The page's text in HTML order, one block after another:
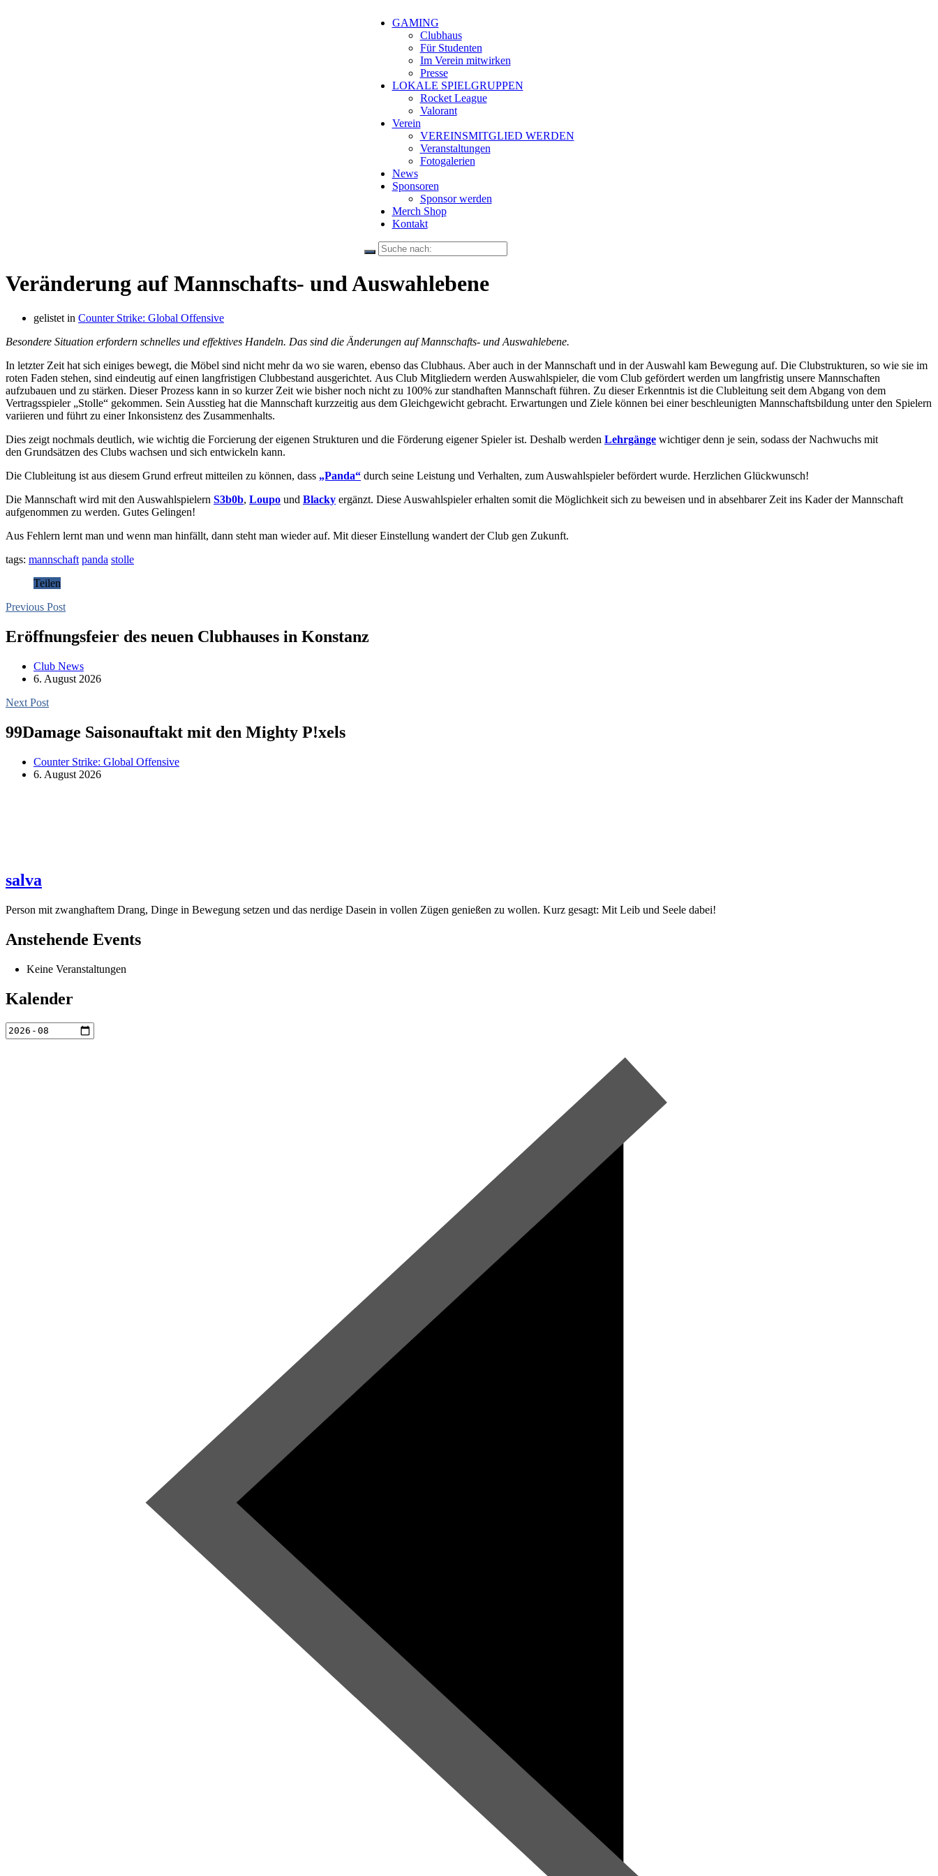
GAMING
Clubhaus
Für Studenten
Im Verein mitwirken
Presse
LOKALE SPIELGRUPPEN
Rocket League
Valorant
Verein
VEREINSMITGLIED WERDEN
Veranstaltungen
Fotogalerien
News
Sponsoren
Sponsor werden
Merch Shop
Kontakt
Veränderung auf Mannschafts- und Auswahlebene
gelistet in Counter Strike: Global Offensive
Besondere Situation erfordern schnelles und effektives Handeln. Das sind die Änderungen auf Mannschafts- und Auswahlebene.
In letzter Zeit hat sich einiges bewegt, die Möbel sind nicht mehr da wo sie waren, ebenso das Clubhaus. Aber auch in der Mannschaft und in der Auswahl kam Bewegung auf. Die Clubstrukturen, so wie sie im
roten Faden stehen, sind eindeutig auf einen langfristigen Clubbestand ausgerichtet. Aus Club Mitgliedern werden Auswahlspieler, die vom Club gefördert werden um langfristig unsere Mannschaften
aufzubauen und zu stärken. Dieser Prozess kann in so kurzer Zeit wie bisher noch nicht zu 100% zur standhaften Mannschaft führen. Zu dieser Erkenntnis ist die Clubleitung seit dem Abgang von dem
Vertragsspieler „Stolle“ gekommen. Sein Ausstieg hat die Mannschaft kurzzeitig aus dem Gleichgewicht gebracht. Erwartungen und Ziele können bei einer beschleunigten Mannschaftsbildung unter den Spielern
variieren und führt zu einer Inkonsistenz des Zusammenhalts.
Dies zeigt nochmals deutlich, wie wichtig die Forcierung der eigenen Strukturen und die Förderung eigener Spieler ist. Deshalb werden Lehrgänge wichtiger denn je sein, sodass der Nachwuchs mit
den Grundsätzen des Clubs wachsen und sich entwickeln kann.
Die Clubleitung ist aus diesem Grund erfreut mitteilen zu können, dass „Panda“ durch seine Leistung und Verhalten, zum Auswahlspieler befördert wurde. Herzlichen Glückwunsch!
Die Mannschaft wird mit den Auswahlspielern S3b0b, Loupo und Blacky ergänzt. Diese Auswahlspieler erhalten somit die Möglichkeit sich zu beweisen und in absehbarer Zeit ins Kader der Mannschaft
aufgenommen zu werden. Gutes Gelingen!
Aus Fehlern lernt man und wenn man hinfällt, dann steht man wieder auf. Mit dieser Einstellung wandert der Club gen Zukunft.
tags: mannschaft panda stolle
Teilen
Previous Post
Eröffnungsfeier des neuen Clubhauses in Konstanz
Club News
6. August 2026
Next Post
99Damage Saisonauftakt mit den Mighty P!xels
Counter Strike: Global Offensive
6. August 2026
salva
Person mit zwanghaftem Drang, Dinge in Bewegung setzen und das nerdige Dasein in vollen Zügen genießen zu wollen. Kurz gesagt: Mit Leib und Seele dabei!
Anstehende Events
Keine Veranstaltungen
Kalender